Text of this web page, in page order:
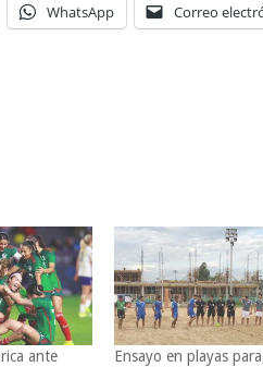
WhatsApp Correo
ante
Ensayo en playas